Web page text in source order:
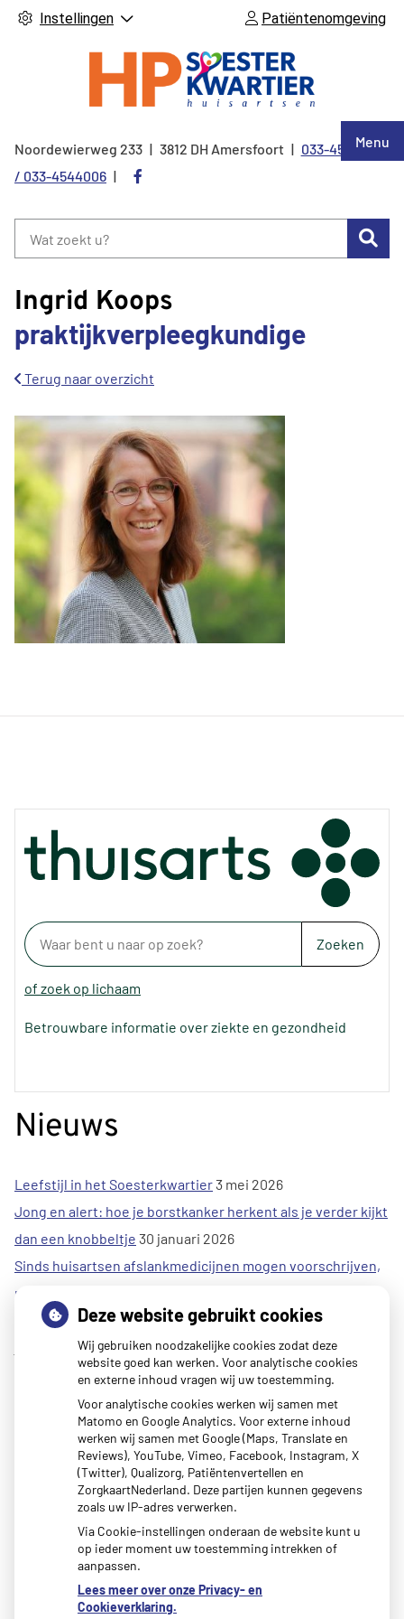
Instellingen Patiëntenomgeving
Menu
Noordewierweg 233 3812 DH Amersfoort Tel:
033-4544005
/ 033-4544006
Bezoek
pagina
Ingrid Koops
praktijkverpleegkundige
Terug naar overzicht
Zoeken
of zoek op lichaam
Betrouwbare informatie over ziekte en gezondheid
Nieuws
Leefstijl in het Soesterkwartier 3 mei 2026
Jong en alert: hoe je borstkanker herkent als je verder kijkt
dan een knobbeltje 30 januari 2026
Sinds huisartsen afslankmedicijnen mogen voorschrijven,
neemt gebruik toe
Eigen risico gaat onder toekomstig kabinet omhoog
januari 2026
Schurft sinds corona geen vergeten ziekte meer: aantal
uitbraken fors gestegen30 januari 2026
Kunst van Marlies Spijker in onze praktijk27 januari 2026
CZ vergoedt zorg van twee gespecialiseerde
revalidatieartsen niet meer 20 januari 2026
Deze website gebruikt cookies
Wij gebruiken noodzakelijke cookies zodat deze
website goed kan werken. Voor analytische cookies
en externe inhoud vragen wij uw toestemming.
Voor analytische cookies werken wij samen met
Matomo en Google Analytics. Voor externe inhoud
werken wij samen met Google (Maps, Translate en
Reviews), YouTube, Vimeo, Facebook, Instagram, X
(Twitter), Qualizorg, Patiëntenvertellen en
ZorgkaartNederland. Deze partijen kunnen gegevens
zoals uw IP-adres verwerken.
Via Cookie-instellingen onderaan de website kunt u
op ieder moment uw toestemming intrekken of
aanpassen.
Lees meer over onze Privacy- en
Cookieverklaring.